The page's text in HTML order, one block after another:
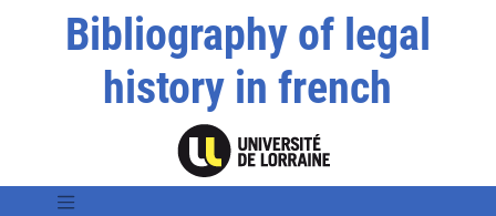
Bibliography of legal
history in french